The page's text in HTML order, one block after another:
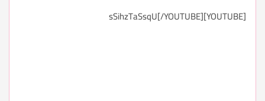
[YOUTUBE]sSihzTaSsqU[/YOUTUBE]